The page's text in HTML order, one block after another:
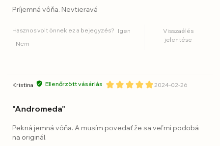
Príjemná vôňa. Nevtieravá
Hasznos volt önnek ez a bejegyzés? Igen
Nem
Visszaélés
jelentése
Kristina Ellenőrzött vásárlás 2024-02-26
"Andromeda"
Pekná jemná vôňa. A musím povedať že sa veľmi podobá
na originál.